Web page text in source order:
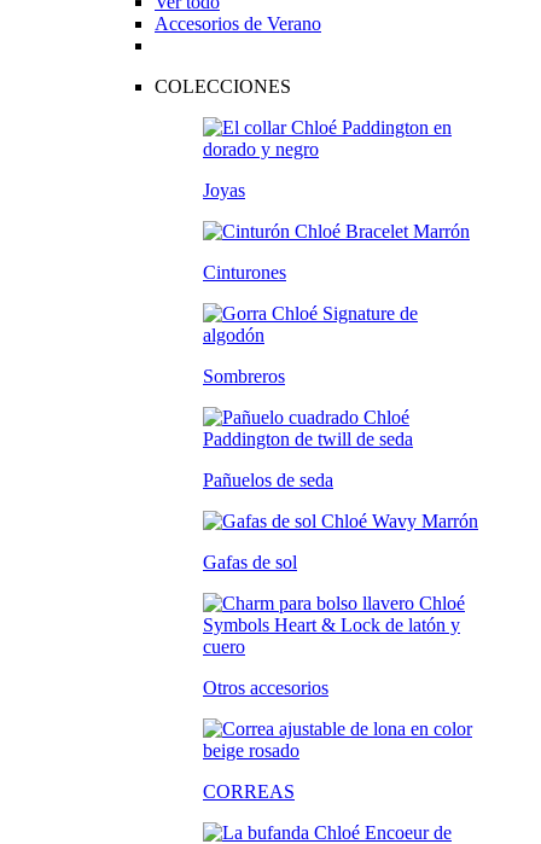
Accesorios de Verano
COLECCIONES
Joyas
Cinturones
Sombreros
Pañuelos de seda
Gafas de sol
Otros accesorios
CORREAS